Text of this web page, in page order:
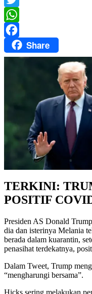
Twitter
WhatsApp
FacebookShare
TERKINI:
POSITIF
Presiden AS Donald
dia dan isterinya Melania
berada dalam kuarantin,
penasihat terdekatnya,
Dalam Tweet, Trump
“mengharungi bersama”.